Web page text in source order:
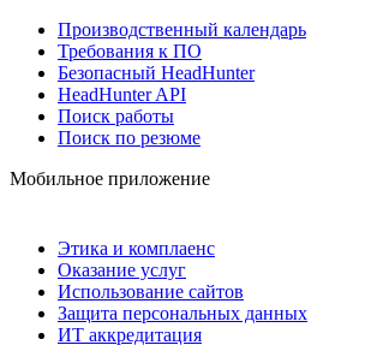
Производственный календарь
Требования к ПО
Безопасный HeadHunter
HeadHunter API
Поиск работы
Поиск по резюме
Мобильное приложение
Этика и комплаенс
Оказание услуг
Использование сайтов
Защита персональных данных
ИТ аккредитация